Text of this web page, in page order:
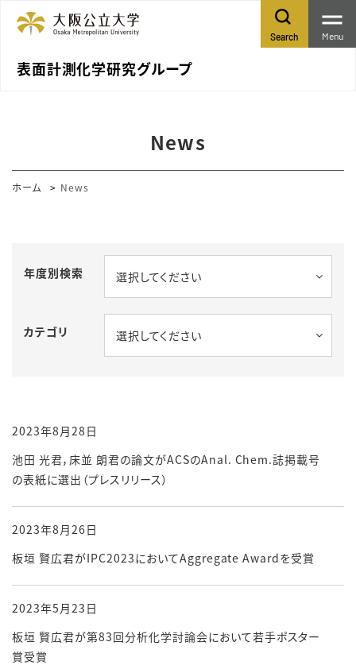
表面計測化学研究グループ
Search Menu
News
ホーム News
年度別検索 選択してください
カテゴリ 選択してください
2023年8月28日
池田 光君，床並 朗君の論文がACSのAnal. Chem.誌掲載号
の表紙に選出（プレスリリース）
2023年8月26日
板垣 賢広君がIPC2023においてAggregate Awardを受賞
2023年5月23日
板垣 賢広君が第83回分析化学討論会において若手ポスター
賞受賞